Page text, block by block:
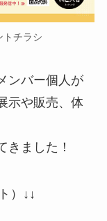
トチラシ
ンバー個人が
示や販売、体
きました！
）↓↓